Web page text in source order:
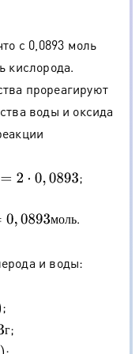
с 0,0893 моль
кислорода.
прореагируют
воды и оксида
,1786 моль ;
моль.
и воды:
;
г;